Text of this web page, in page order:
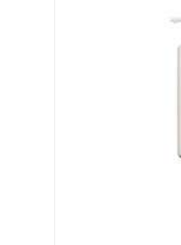
пенится и